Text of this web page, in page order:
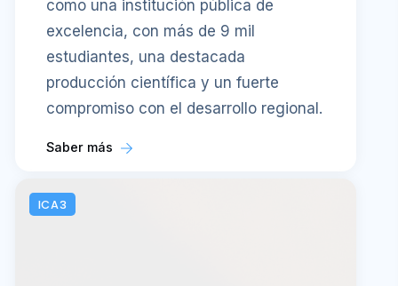
como una institución pública de
excelencia, con más de 9 mil
estudiantes, una destacada
producción científica y un fuerte
compromiso con el desarrollo regional.
Saber más
ICA3